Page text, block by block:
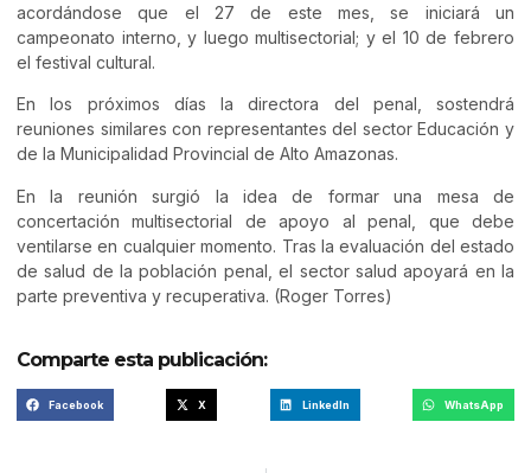
acordándose que el 27 de este mes, se iniciará un
campeonato interno, y luego multisectorial; y el 10 de febrero
el festival cultural.
En los próximos días la directora del penal, sostendrá
reuniones similares con representantes del sector Educación y
de la Municipalidad Provincial de Alto Amazonas.
En la reunión surgió la idea de formar una mesa de
concertación multisectorial de apoyo al penal, que debe
ventilarse en cualquier momento. Tras la evaluación del estado
de salud de la población penal, el sector salud apoyará en la
parte preventiva y recuperativa. (Roger Torres)
Comparte esta publicación:
Facebook X LinkedIn WhatsApp